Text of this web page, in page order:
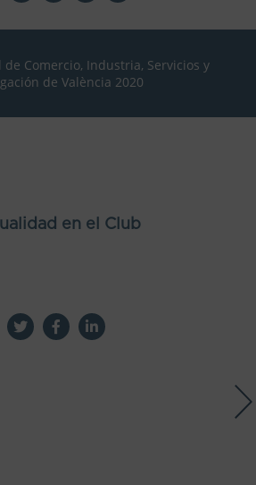
Comercio, Industria, Servicios y
de València 2020
en el Club